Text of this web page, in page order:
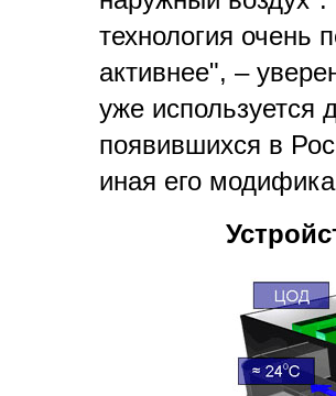
технология очень
активнее", –
уже используется
появившихся в
иная его